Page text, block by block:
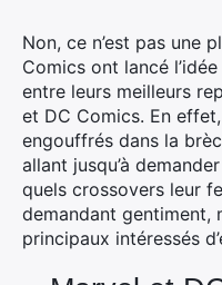
Non, ce n’est pas une
Comics ont lancé
entre leurs meilleurs
et DC Comics. En
engouffrés dans la
allant jusqu’à
quels crossovers leur
demandant gentiment,
principaux intéressés